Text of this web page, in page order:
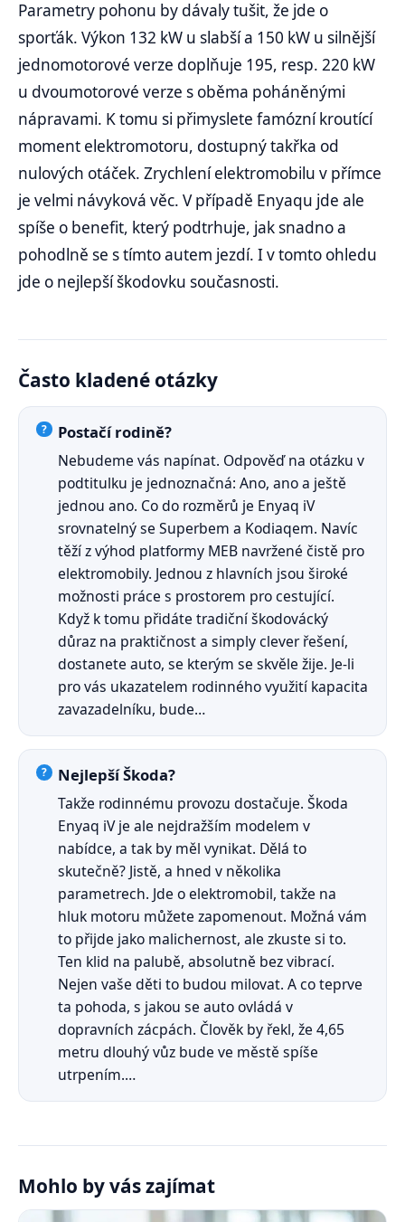
Parametry pohonu by dávaly tušit, že jde o
sporťák. Výkon 132 kW u slabší a 150 kW u silnější
jednomotorové verze doplňuje 195, resp. 220 kW
u dvoumotorové verze s oběma poháněnými
nápravami. K tomu si přimyslete famózní kroutící
moment elektromotoru, dostupný takřka od
nulových otáček. Zrychlení elektromobilu v přímce
je velmi návyková věc. V případě Enyaqu jde ale
spíše o benefit, který podtrhuje, jak snadno a
pohodlně se s tímto autem jezdí. I v tomto ohledu
jde o nejlepší škodovku současnosti.
Často kladené otázky
Postačí rodině?
Nebudeme vás napínat. Odpověď na otázku v
podtitulku je jednoznačná: Ano, ano a ještě
jednou ano. Co do rozměrů je Enyaq iV
srovnatelný se Superbem a Kodiaqem. Navíc
těží z výhod platformy MEB navržené čistě pro
elektromobily. Jednou z hlavních jsou široké
možnosti práce s prostorem pro cestující.
Když k tomu přidáte tradiční škodovácký
důraz na praktičnost a simply clever řešení,
dostanete auto, se kterým se skvěle žije. Je-li
pro vás ukazatelem rodinného využití kapacita
zavazadelníku, bude…
Nejlepší Škoda?
Takže rodinnému provozu dostačuje. Škoda
Enyaq iV je ale nejdražším modelem v
nabídce, a tak by měl vynikat. Dělá to
skutečně? Jistě, a hned v několika
parametrech. Jde o elektromobil, takže na
hluk motoru můžete zapomenout. Možná vám
to přijde jako malichernost, ale zkuste si to.
Ten klid na palubě, absolutně bez vibrací.
Nejen vaše děti to budou milovat. A co teprve
ta pohoda, s jakou se auto ovládá v
dopravních zácpách. Člověk by řekl, že 4,65
metru dlouhý vůz bude ve městě spíše
utrpením.…
Mohlo by vás zajímat